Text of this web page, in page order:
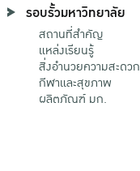
รอบรั้วมหาวิทยาลัย
สถานที่สำคัญ
แหล่งเรียนรู้
สิ่งอำนวยความสะดวก
กีฬาและสุขภาพ
ผลิตภัณฑ์ มก.